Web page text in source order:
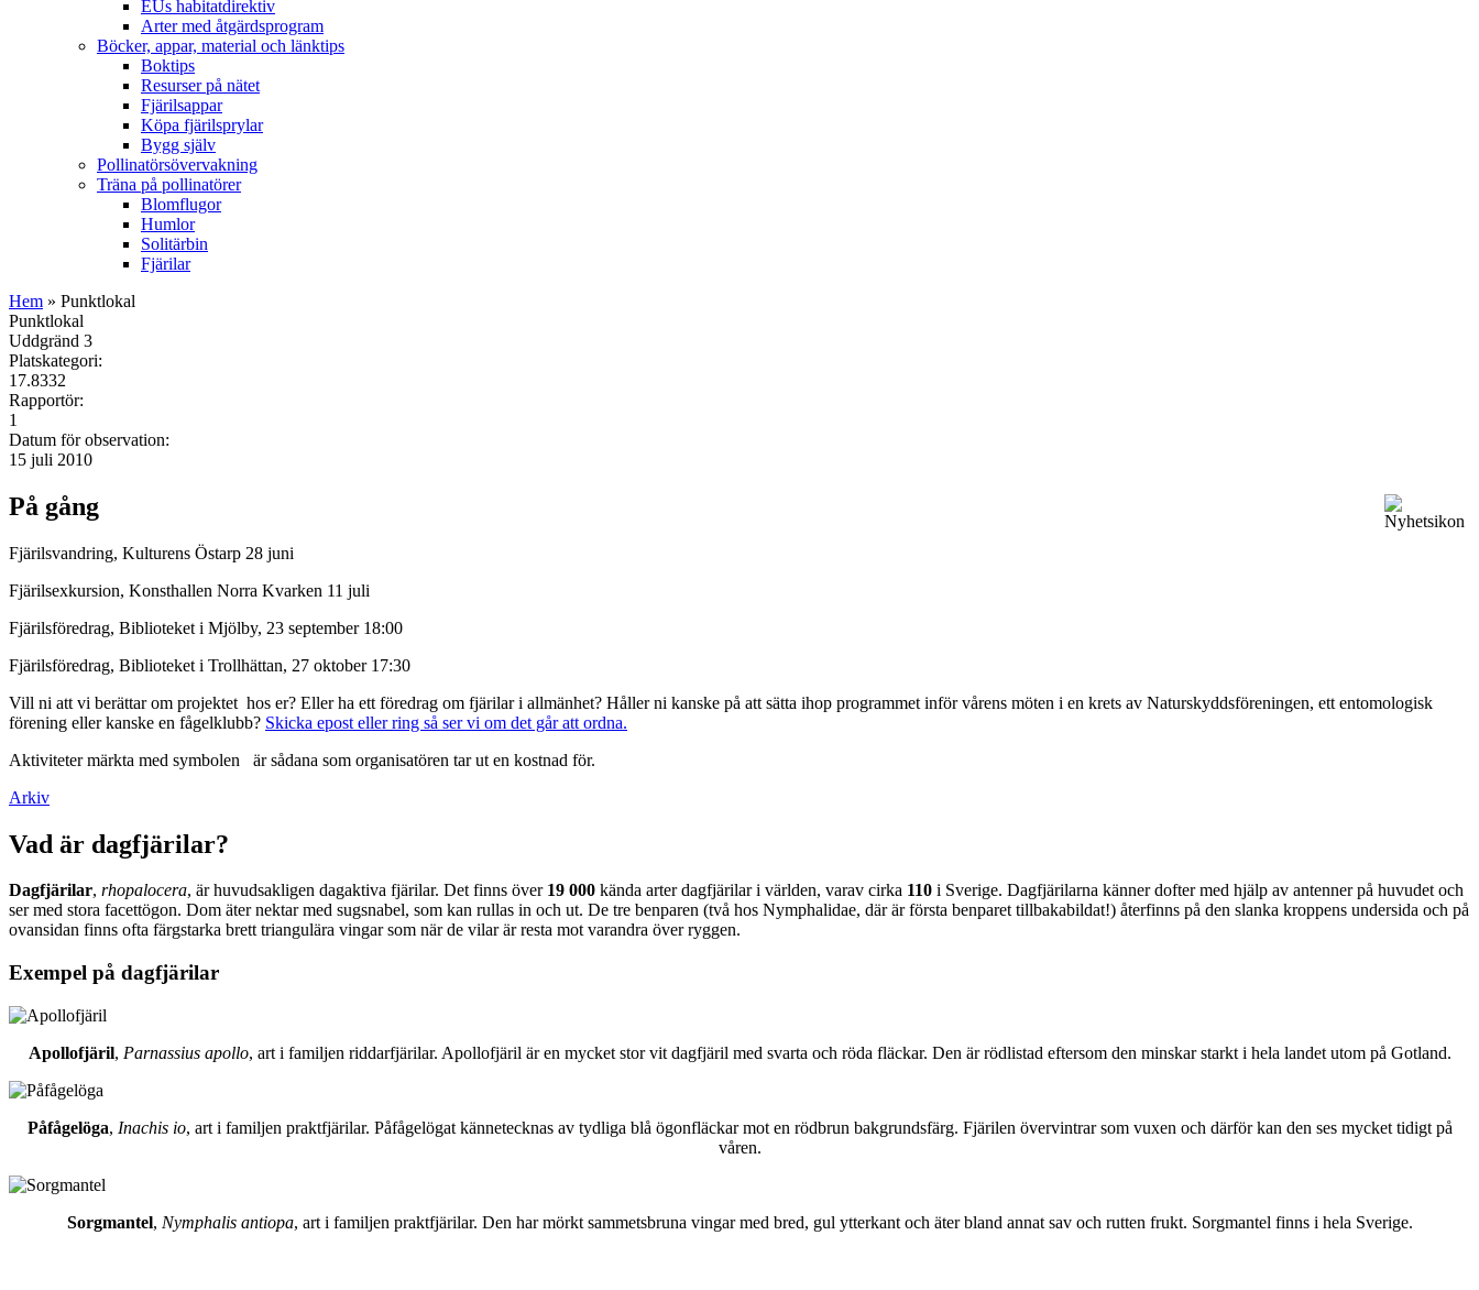
EUs habitatdirektiv
Arter med åtgärdsprogram
Böcker, appar, material och länktips
Boktips
Resurser på nätet
Fjärilsappar
Köpa fjärilsprylar
Bygg själv
Pollinatörsövervakning
Träna på pollinatörer
Blomflugor
Humlor
Solitärbin
Fjärilar
Hem » Punktlokal
Punktlokal
Uddgränd 3
Platskategori:
17.8332
Rapportör:
1
Datum för observation:
15 juli 2010
På gång
Fjärilsvandring, Kulturens Östarp 28 juni
Fjärilsexkursion, Konsthallen Norra Kvarken 11 juli
Fjärilsföredrag, Biblioteket i Mjölby, 23 september 18:00
Fjärilsföredrag, Biblioteket i Trollhättan, 27 oktober 17:30
Vill ni att vi berättar om projektet hos er? Eller ha ett föredrag om fjärilar i allmänhet? Håller ni kanske på att sätta ihop programmet inför vårens möten i en krets av Naturskyddsföreningen, ett entomologisk
förening eller kanske en fågelklubb? Skicka epost eller ring så ser vi om det går att ordna.
Aktiviteter märkta med symbolen
är sådana som organisatören tar ut en kostnad för.
Arkiv
Vad är dagfjärilar?
Dagfjärilar, rhopalocera, är huvudsakligen dagaktiva fjärilar. Det finns över 19 000 kända arter dagfjärilar i världen, varav cirka 110 i Sverige. Dagfjärilarna känner dofter med hjälp av antenner på huvudet och
ser med stora facettögon. Dom äter nektar med sugsnabel, som kan rullas in och ut. De tre benparen (två hos Nymphalidae, där är första benparet tillbakabildat!) återfinns på den slanka kroppens undersida och på
ovansidan finns ofta färgstarka brett triangulära vingar som när de vilar är resta mot varandra över ryggen.
Exempel på dagfjärilar
Apollofjäril, Parnassius apollo, art i familjen riddarfjärilar. Apollofjäril är en mycket stor vit dagfjäril med svarta och röda fläckar. Den är rödlistad eftersom den minskar starkt i hela landet utom på Gotland.
Påfågelöga, Inachis io, art i familjen praktfjärilar. Påfågelögat kännetecknas av tydliga blå ögonfläckar mot en rödbrun bakgrundsfärg. Fjärilen övervintrar som vuxen och därför kan den ses mycket tidigt på
våren.
Sorgmantel, Nymphalis antiopa, art i familjen praktfjärilar. Den har mörkt sammetsbruna vingar med bred, gul ytterkant och äter bland annat sav och rutten frukt. Sorgmantel finns i hela Sverige.